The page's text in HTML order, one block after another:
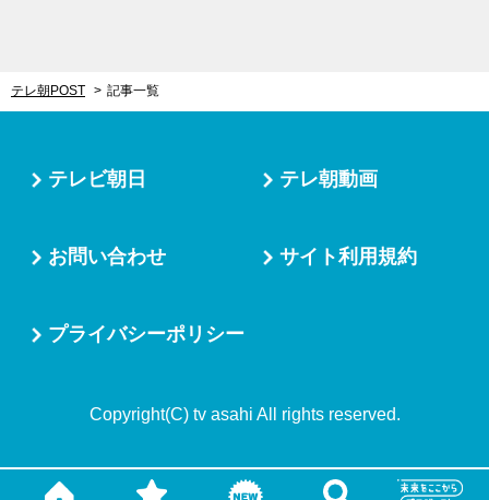
テレ朝POST 記事一覧
テレビ朝日 テレ朝動画
お問い合わせ サイト利用規約
プライバシーポリシー
Copyright(C) tv asahi All rights reserved.